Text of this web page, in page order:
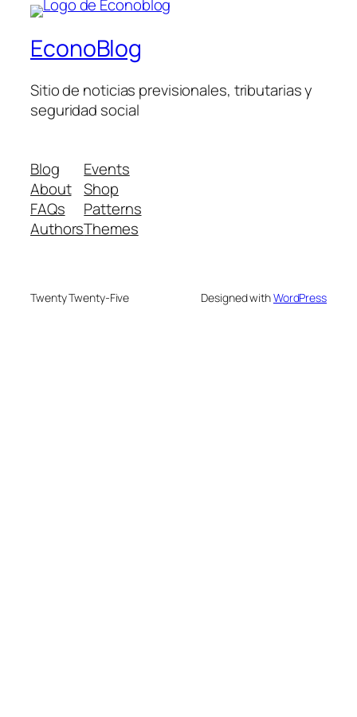
EconoBlog
Sitio de noticias previsionales, tributarias y
seguridad social
Blog
About
FAQs
Authors
Events
Shop
Patterns
Themes
Twenty Twenty-Five Designed withWordPress